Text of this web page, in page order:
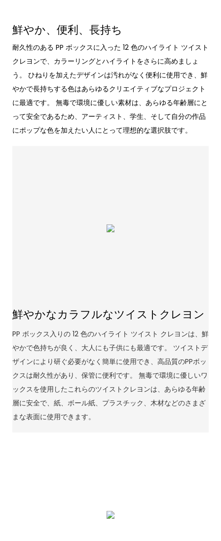
鮮やか、便利、長持ち
耐久性のある PP ボックスに入った 12 色のハイライト ツイスト
クレヨンで、カラーリングとハイライトをさらに高めましょ
う。 ひねりを加えたデザインは汚れがなく便利に使用でき、鮮
やかで長持ちする色はあらゆるクリエイティブなプロジェクト
に最適です。 無毒で環境に優しい素材は、あらゆる年齢層にと
って安全であるため、アーティスト、学生、そして自分の作品
にポップな色を加えたい人にとって理想的な選択肢です。
鮮やかなカラフルなツイストクレヨン
PP ボックス入りの 12 色のハイライト ツイスト クレヨンは、鮮
やかで色持ちが良く、大人にも子供にも最適です。 ツイストデ
ザインにより研ぐ必要がなく簡単に使用でき、高品質のPPボッ
クスは耐久性があり、保管に便利です。 無毒で環境に優しいワ
ックスを使用したこれらのツイストクレヨンは、あらゆる年齢
層に安全で、紙、ボール紙、プラスチック、木材などのさまざ
まな表面に使用できます。